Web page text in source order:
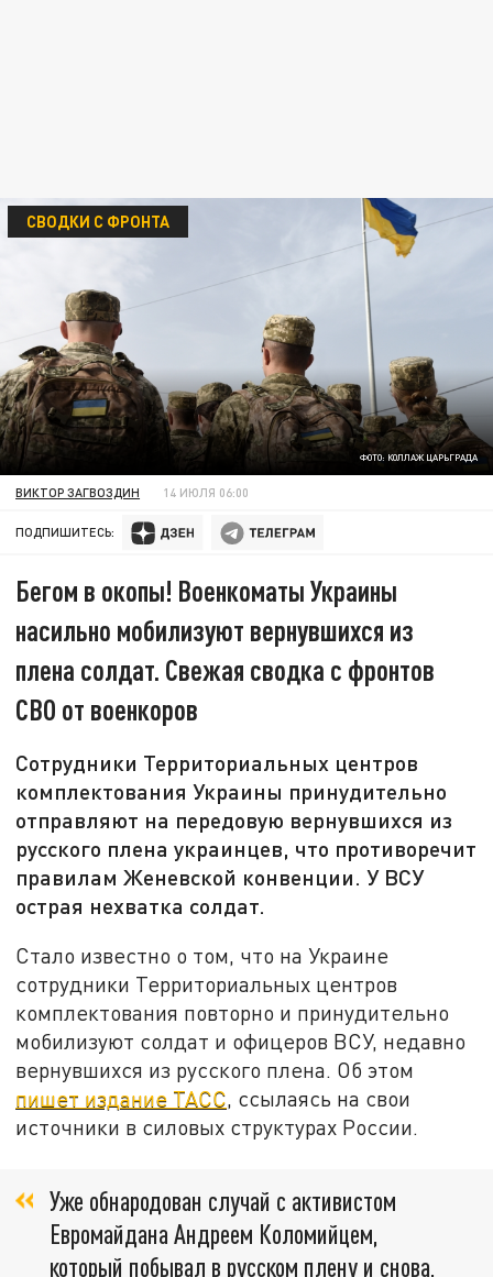
ФОТО: КОЛЛАЖ ЦАРЬГРАДА
СВОДКИ С ФРОНТА
ВИКТОР ЗАГВОЗДИН 14 ИЮЛЯ 06:00
ПОДПИШИТЕСЬ:
Бегом в окопы! Военкоматы Украины
насильно мобилизуют вернувшихся из
плена солдат. Свежая сводка с фронтов
СВО от военкоров
Сотрудники Территориальных центров
комплектования Украины принудительно
отправляют на передовую вернувшихся из
русского плена украинцев, что противоречит
правилам Женевской конвенции. У ВСУ
острая нехватка солдат.
Стало известно о том, что на Украине
сотрудники Территориальных центров
комплектования повторно и принудительно
мобилизуют солдат и офицеров ВСУ, недавно
вернувшихся из русского плена. Об этом
пишет издание ТАСС, ссылаясь на свои
источники в силовых структурах России.
Уже обнародован случай с активистом
Евромайдана Андреем Коломийцем,
который побывал в русском плену и снова,